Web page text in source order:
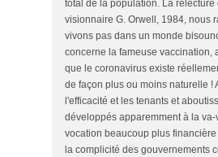
total de la population. La
visionnaire G. Orwell, 1984, nous
vivons pas dans un monde
concerne la fameuse vaccination,
que le coronavirus existe
de façon plus ou moins naturelle !
l'efficacité et les tenants et
développés apparemment à la
vocation beaucoup plus
la complicité des gouvernements